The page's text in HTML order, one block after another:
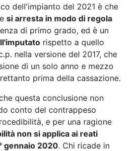
dell'impianto del 2021 è che
si arresta in modo di regola
di primo grado, ed è un
rispetto a quello
nella versione del 2017, che
di un solo anno e mezzo
prima della cassazione.
questa conclusione non
conto del contrappeso
e per una ragione
non si applica ai reati
gennaio 2020. Chi ricade in